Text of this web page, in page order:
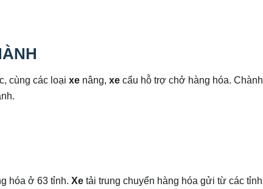
cùng các loại xe nâng, xe cẩu hỗ trợ chở hàng hóa. Chành
hóa ở 63 tỉnh. Xe tải trung chuyển hàng hóa gửi từ các tỉnh